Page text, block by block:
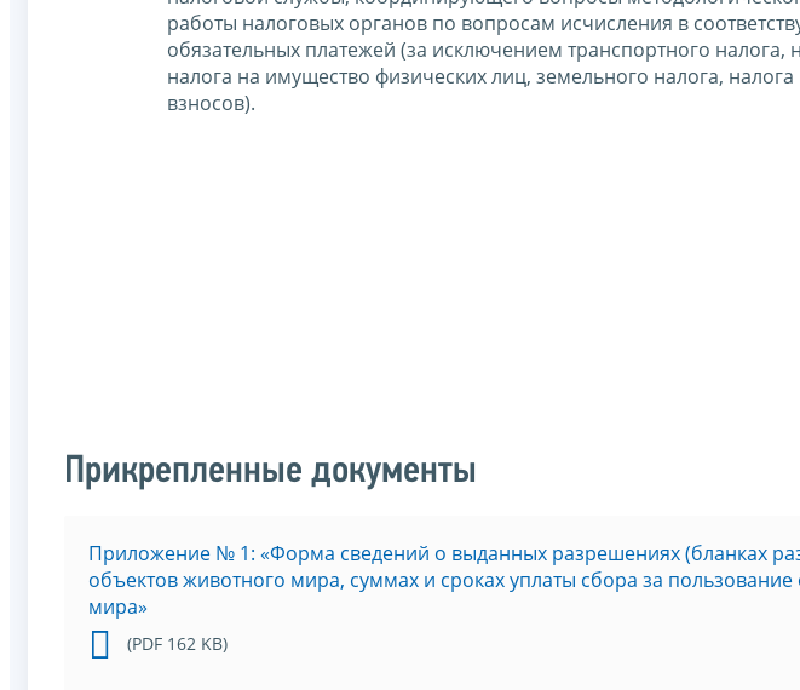
работы налоговых органов по вопросам исчисления в
обязательных платежей (за исключением транспортного налога,
налога на имущество физических лиц, земельного налога,
взносов).
Прикрепленные документы
Приложение № 1: «Форма сведений о выданных разрешениях (бланках
объектов животного мира, суммах и сроках уплаты сбора за
мира»
(PDF 162 KB)